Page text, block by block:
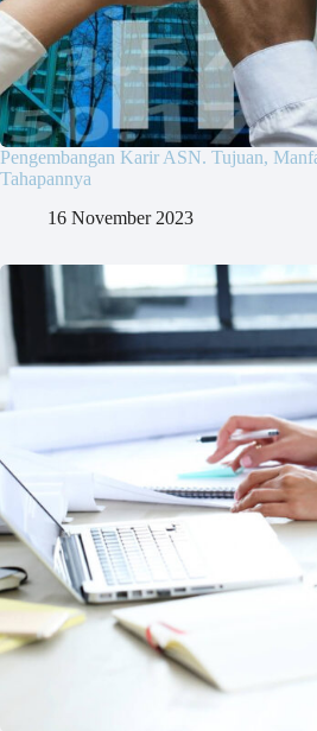
Pengembangan Karir ASN. Tujuan,
Tahapannya
16 November 2023